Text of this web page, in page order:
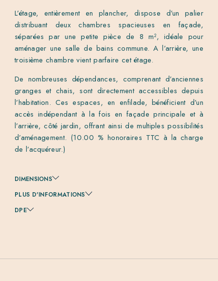
L’étage, entièrement en plancher, dispose d’un palier
distribuant deux chambres spacieuses en façade,
séparées par une petite pièce de 8 m², idéale pour
aménager une salle de bains commune. A l’arrière, une
troisième chambre vient parfaire cet étage.
De nombreuses dépendances, comprenant d’anciennes
granges et chais, sont directement accessibles depuis
l’habitation. Ces espaces, en enfilade, bénéficient d’un
accès indépendant à la fois en façade principale et à
l’arrière, côté jardin, offrant ainsi de multiples possibilités
d’aménagement. (10.00 % honoraires TTC à la charge
de l’acquéreur.)
DIMENSIONS
PLUS D'INFORMATIONS
DPE